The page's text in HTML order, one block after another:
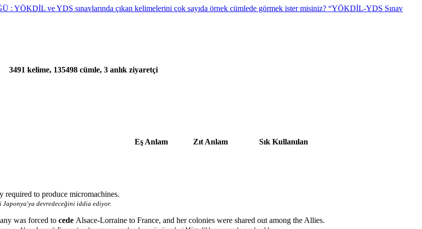
“YÖKDİL-YDS Sınav
3491 kelime, 135498 cümle, 3 anlık ziyaretçi
Eş Anlam Zıt Anlam
Sık Kullanılan
required to produce micromachines.
Japonya'ya devredeceğini iddia ediyor.
was forced to cede Alsace-Lorraine to France, and her colonies were shared out among the Allies.